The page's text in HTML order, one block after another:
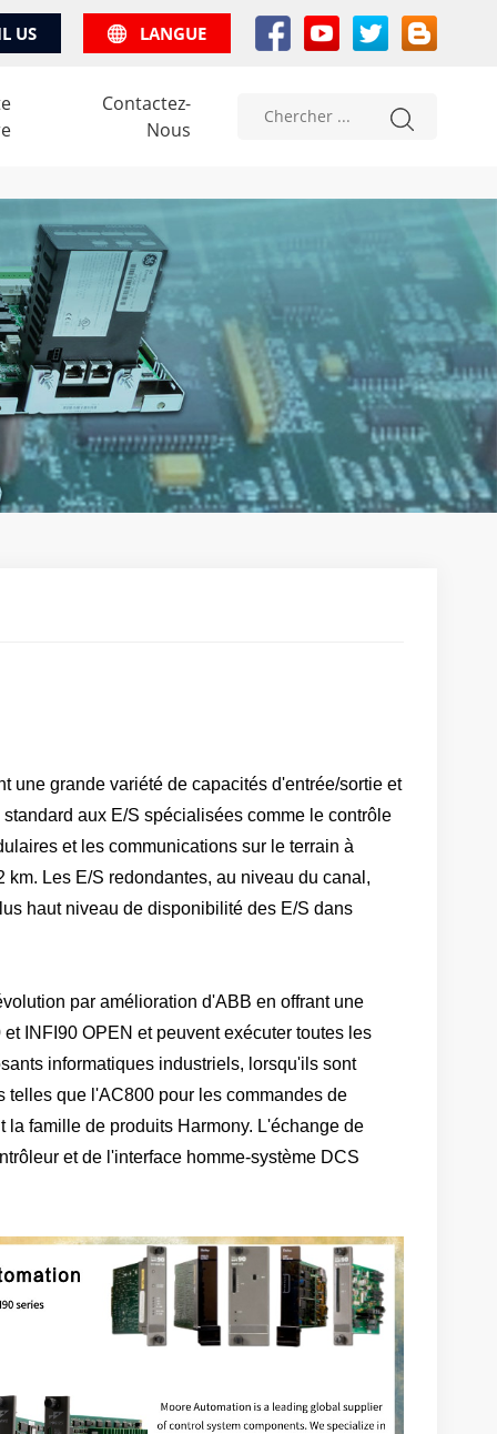
US LANGUE
Contactez-
Nous
une grande variété de capacités d'entrée/sortie et
aux E/S spécialisées comme le contrôle
et les communications sur le terrain à
Les E/S redondantes, au niveau du canal,
haut niveau de disponibilité des E/S dans
par amélioration d'ABB en offrant une
INFI90 OPEN et peuvent exécuter toutes les
informatiques industriels, lorsqu'ils sont
que l'AC800 pour les commandes de
famille de produits Harmony. L'échange de
et de l'interface homme-système DCS